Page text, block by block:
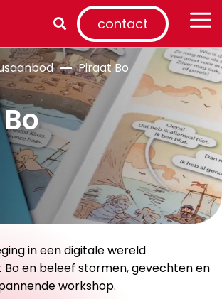
contact
Piraat Bo
in een digitale wereld
en beleef stormen, gevechten en
workshop.